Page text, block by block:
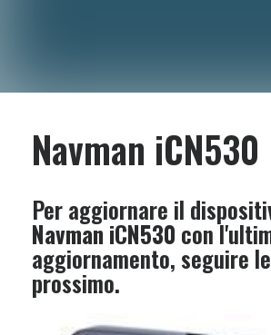
Navman iCN530
Per aggiornare il
Navman iCN530 con
aggiornamento, seguire
prossimo.